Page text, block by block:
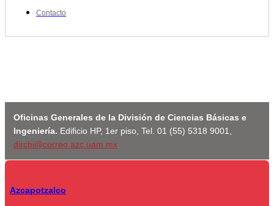
Contacto
Oficinas Generales de la División de Ciencias Básicas e
Ingeniería. Edificio HP, 1er piso, Tel. 01 (55) 5318 9001,
dircbi@correo.azc.uam.mx
Azcapotzalco